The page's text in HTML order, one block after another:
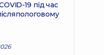
19 під час